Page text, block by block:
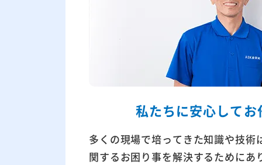
私たちに安心してお
多くの現場で培ってきた知識や技術
関するお困り事を解決するためにあ